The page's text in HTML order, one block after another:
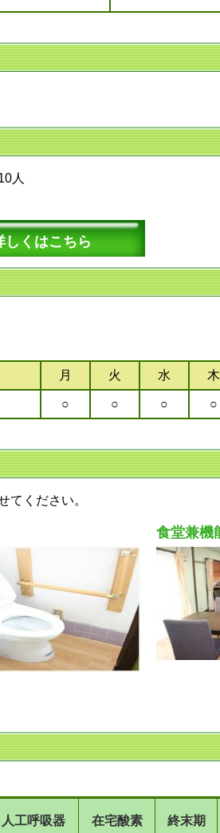
人
しくはこちら
月 火 水 木
○ ○ ○ ○
てください。
食堂兼機
人工呼吸器 在宅酸素 終末期